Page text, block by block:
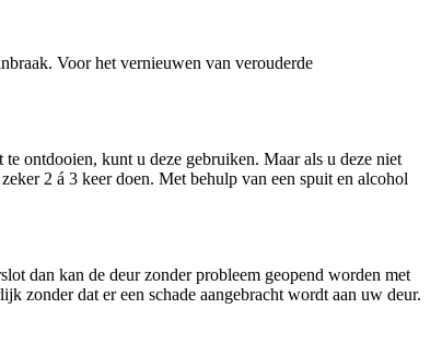
Voor het vernieuwen van verouderde
ontdooien, kunt u deze gebruiken. Maar als u deze niet
2 á 3 keer doen. Met behulp van een spuit en alcohol
dan kan de deur zonder probleem geopend worden met
zonder dat er een schade aangebracht wordt aan uw deur.